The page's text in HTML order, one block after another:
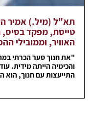
תא"ל (מיל.) אמיר
טייסת, מפקד בסיס,
האוויר, וממובילי
"את חנוך סער הכרתי
והכימיה הייתה מידית.
התייעצות עם חנוך, הוא